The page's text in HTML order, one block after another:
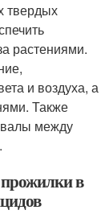
твердых
растениями.
и воздуха, а
Также
между
в